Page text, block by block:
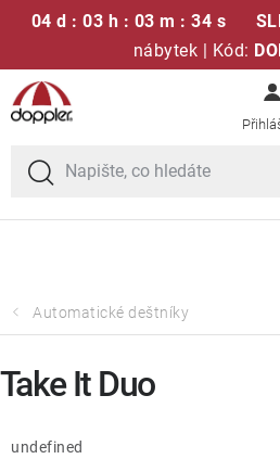
04 d : 03 h : 03 m : 34 s
nábytek | Kód:
Přejít
na
obsah
Sedací soupravy
Slunečníky
Doprava zdarma při nákupu
Automatické deštníky
undefined
Take It Duo